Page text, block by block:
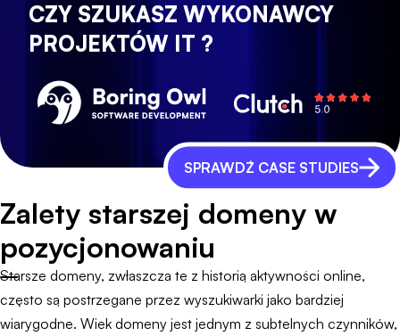
CZY SZUKASZ WYKONAWCY
PROJEKTÓW IT ?
SPRAWDŹ CASE STUDIES
Zalety starszej domeny w
pozycjonowaniu
Starsze domeny, zwłaszcza te z historią aktywności online,
często są postrzegane przez wyszukiwarki jako bardziej
wiarygodne. Wiek domeny jest jednym z subtelnych czynników,